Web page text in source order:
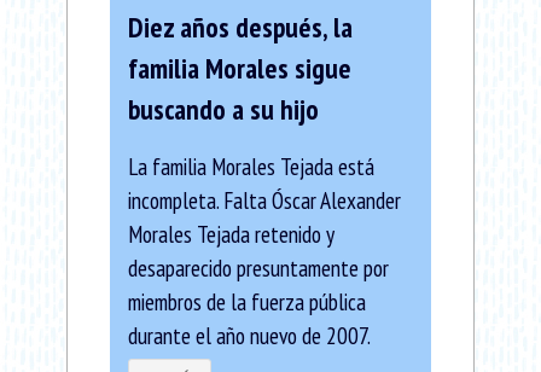
Diez años después, la
familia Morales sigue
buscando a su hijo
La familia Morales Tejada está
incompleta. Falta Óscar Alexander
Morales Tejada retenido y
desaparecido presuntamente por
miembros de la fuerza pública
durante el año nuevo de 2007.